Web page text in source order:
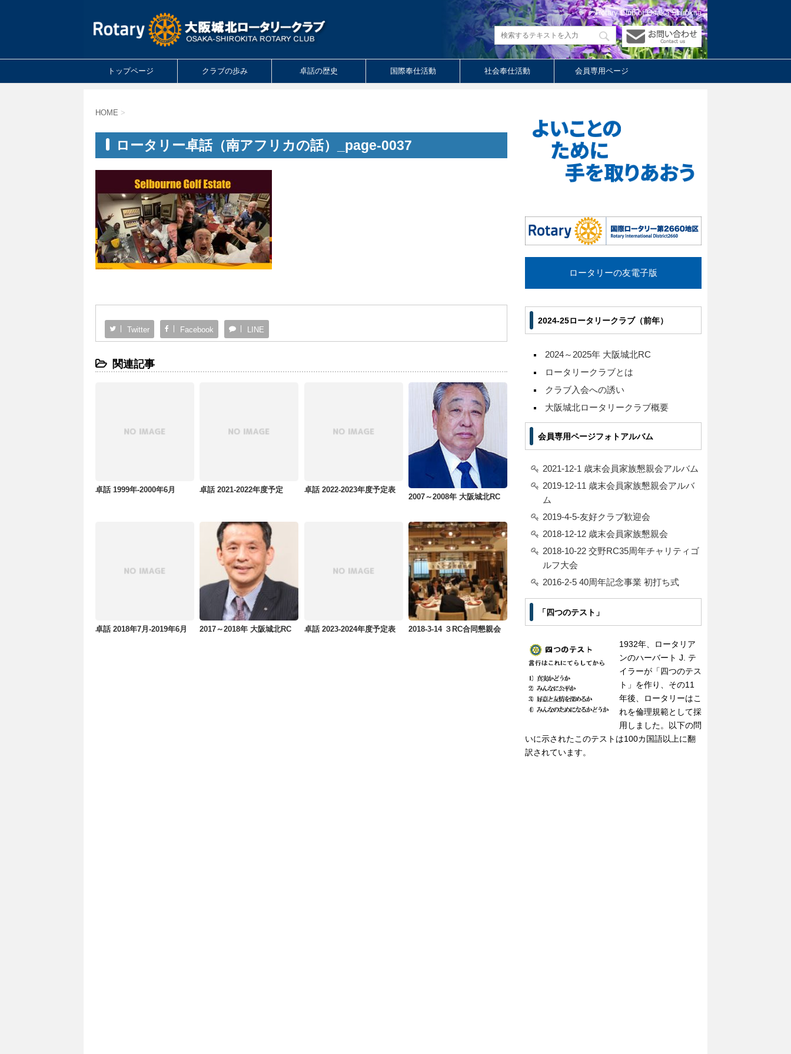
Rotary Club of Osaka Shirokita
トップページ クラブの歩み 卓話の歴史 国際奉仕活動 社会奉仕活動 会員専用ページ
HOME >
ロータリー卓話（南アフリカの話）_page-0037
Twitter Facebook LINE
関連記事
卓話 1999年-2000年6月 卓話 2021-2022年度予定
卓話 2022-2023年度予定表
2007～2008年 大阪城北RC
卓話 2018年7月-2019年6月 2017～2018年 大阪城北RC 卓話 2023-2024年度予定表 2018-3-14 ３RC合同懇親会
ロータリーの友電子版
2024-25ロータリークラブ（前年）
2024～2025年 大阪城北RC
ロータリークラブとは
クラブ入会への誘い
大阪城北ロータリークラブ概要
会員専用ページフォトアルバム
2021-12-1 歳末会員家族懇親会アルバム
2019-12-11 歳末会員家族懇親会アルバ
ム
2019-4-5-友好クラブ歓迎会
2018-12-12 歳末会員家族懇親会
2018-10-22 交野RC35周年チャリティゴ
ルフ大会
2016-2-5 40周年記念事業 初打ち式
「四つのテスト」
1932年、ロータリア
ンのハーバート J. テ
イラーが「四つのテス
ト」を作り、その11
年後、ロータリーはこ
れを倫理規範として採
用しました。以下の問
いに示されたこのテストは100カ国語以上に翻
訳されています。